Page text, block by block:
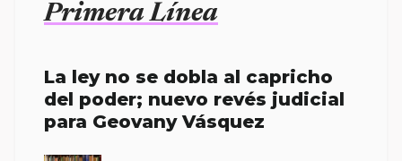
Primera Línea
La ley no se dobla al capricho
del poder; nuevo revés judicial
para Geovany Vásquez